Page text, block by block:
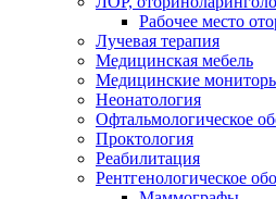
Рабочее место
Лучевая терапия
Медицинская мебель
Медицинские
Неонатология
Офтальмологическое
Проктология
Реабилитация
Рентгенологическое